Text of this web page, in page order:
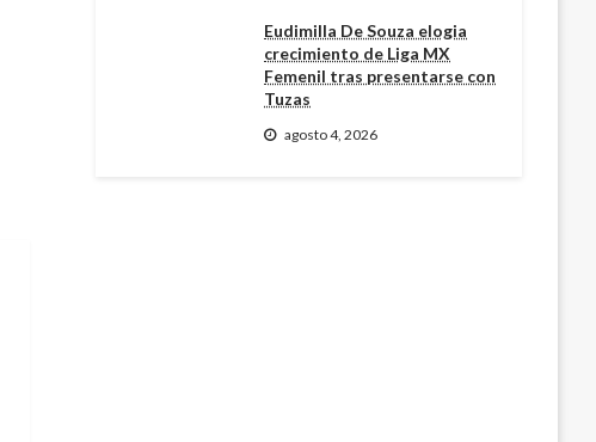
Eudimilla De Souza elogia
crecimiento de Liga MX
Femenil tras presentarse con
Tuzas
agosto 4, 2026